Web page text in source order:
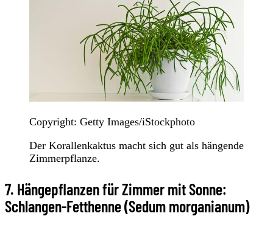
Copyright: Getty Images/iStockphoto
Der Korallenkaktus macht sich gut als hängende
Zimmerpflanze.
7. Hängepflanzen für Zimmer mit Sonne:
Schlangen-Fetthenne (Sedum morganianum)